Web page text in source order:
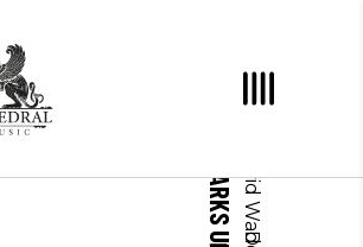
David Wade
X MARKS